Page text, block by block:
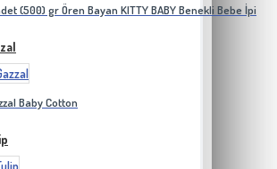
(500) gr Ören Bayan KITTY BABY Benekli Bebe İpi
Baby Cotton